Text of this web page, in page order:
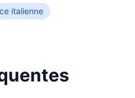
italienne